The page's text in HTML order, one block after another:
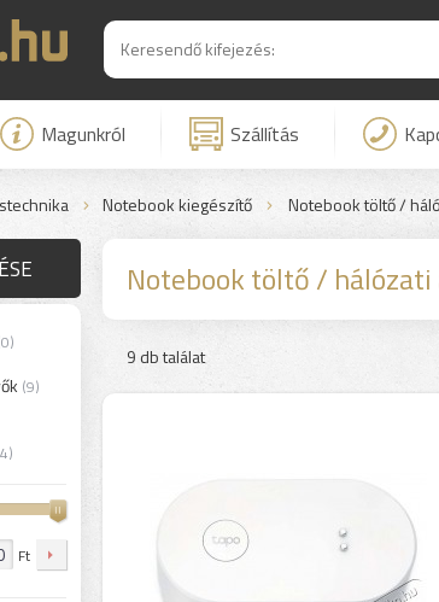
Magunkról Szállítás
Notebook kiegészítő Notebook töltő /
(9)
Ft
Notebook töltő /
9 db találat